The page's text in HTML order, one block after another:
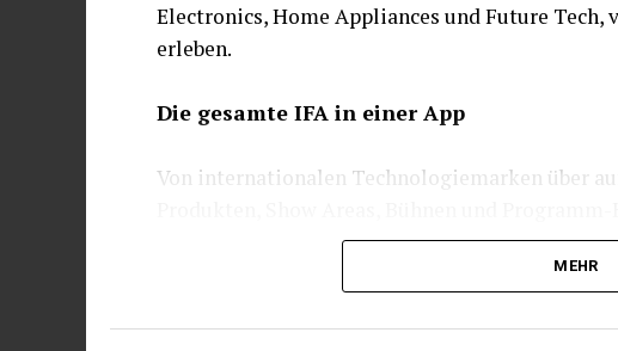
Electronics, Home Appliances und Future Tech,
erleben.
Die gesamte IFA in einer App
Von internationalen Technologiemarken über
persönlicher Guide, führt durch das
Informationen rund um die IFA 2026.
Agenda können Sessions, Keynotes,
MEHR